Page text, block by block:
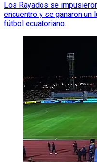
Los Rayados se
encuentro y se ganaron un
fútbol ecuatoriano.